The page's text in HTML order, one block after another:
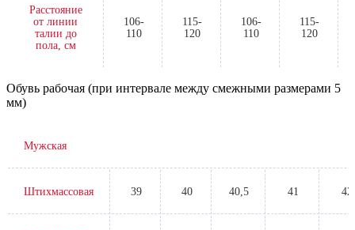
Расстояние
от линии
талии до
пола, см
106-
110
115-
120
106-
110
115-
120
Обувь рабочая (при интервале между смежными размерами 5
мм)
Мужская
Штихмассовая 39 40 40,5 41 42